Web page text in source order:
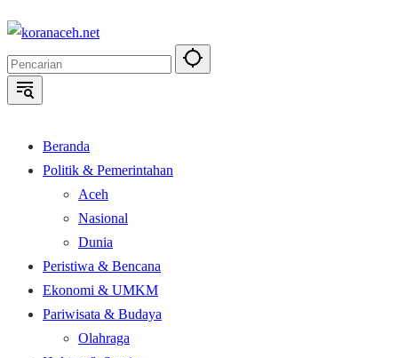
Langsung
konten
Beranda
Politik & Pemerintahan
Aceh
Nasional
Dunia
Peristiwa & Bencana
Ekonomi & UMKM
Pariwisata & Budaya
Olahraga